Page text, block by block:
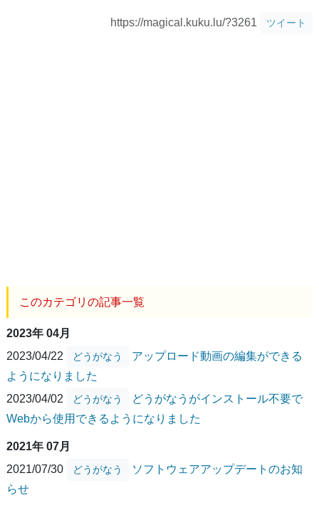
https://magical.kuku.lu/?3261 ツイート
このカテゴリの記事一覧
2023年 04月
2023/04/22
どうがなう
アップロード動画の編集ができる
ようになりました
2023/04/02
どうがなう
どうがなうがインストール不要で
Webから使用できるようになりました
2021年 07月
2021/07/30
どうがなう
ソフトウェアアップデートのお知
らせ